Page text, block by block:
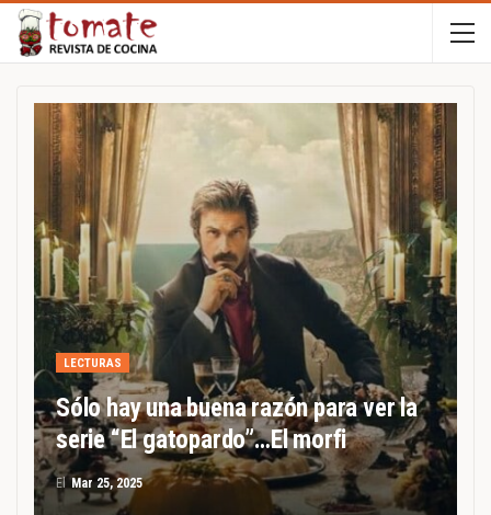
LECTURAS
Sólo hay una buena razón para ver la
serie “El gatopardo”…El morfi
El Mar 25, 2025